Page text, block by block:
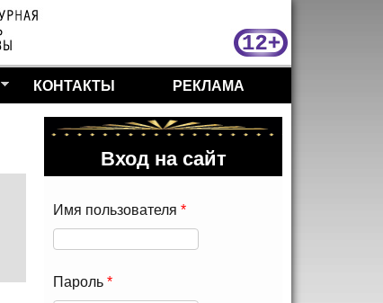
КОНТАКТЫ РЕКЛАМА
Вход на сайт
Имя пользователя *
Пароль *